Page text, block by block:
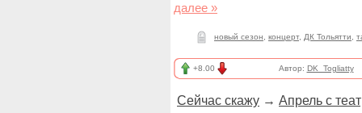
далее »
новый сезон концерт, ДК Тольятти
+8.00 Автор: DK_Togliatty
Сейчас скажу → Апрель с